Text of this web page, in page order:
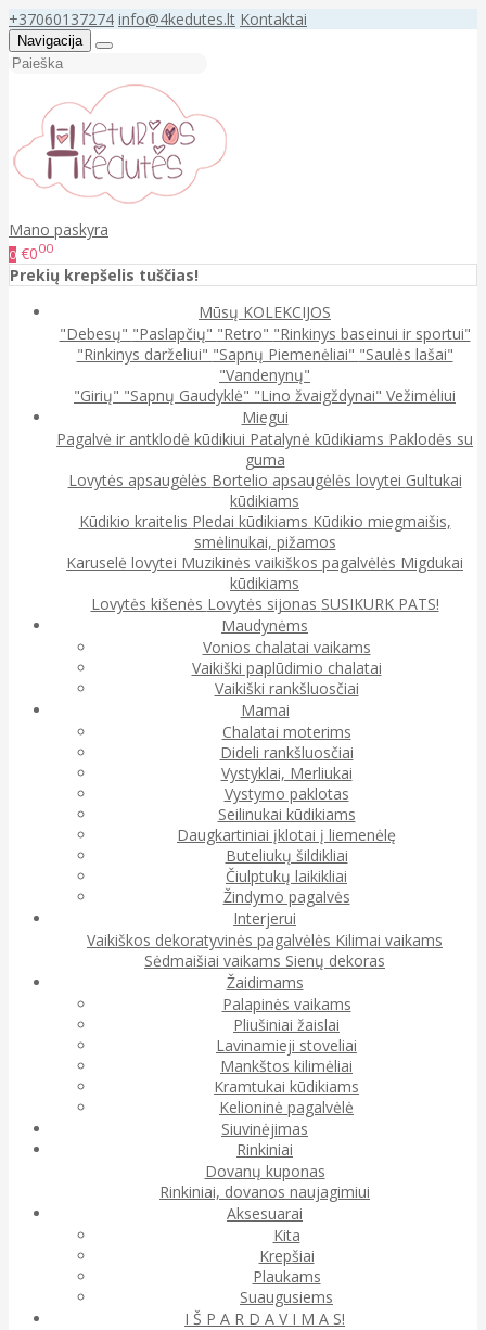
+37060137274 info@4kedutes.lt Kontaktai
Navigacija
Mano paskyra
0 €000
Prekių krepšelis tuščias!
Mūsų KOLEKCIJOS
"Debesų" "Paslapčių" "Retro" "Rinkinys baseinui ir sportui"
"Rinkinys darželiui" "Sapnų Piemenėliai" "Saulės lašai"
"Vandenynų"
"Girių" "Sapnų Gaudyklė" "Lino žvaigždynai" Vežimėliui
Miegui
Pagalvė ir antklodė kūdikiui Patalynė kūdikiams Paklodės su
guma
Lovytės apsaugėlės Bortelio apsaugėlės lovytei Gultukai
kūdikiams
Kūdikio kraitelis Pledai kūdikiams Kūdikio miegmaišis,
smėlinukai, pižamos
Karuselė lovytei Muzikinės vaikiškos pagalvėlės Migdukai
kūdikiams
Lovytės kišenės Lovytės sijonas SUSIKURK PATS!
Maudynėms
Vonios chalatai vaikams
Vaikiški paplūdimio chalatai
Vaikiški rankšluosčiai
Mamai
Chalatai moterims
Dideli rankšluosčiai
Vystyklai, Merliukai
Vystymo paklotas
Seilinukai kūdikiams
Daugkartiniai įklotai į liemenėlę
Buteliukų šildikliai
Čiulptukų laikikliai
Žindymo pagalvės
Interjerui
Vaikiškos dekoratyvinės pagalvėlės Kilimai vaikams
Sėdmaišiai vaikams Sienų dekoras
Žaidimams
Palapinės vaikams
Pliušiniai žaislai
Lavinamieji stoveliai
Mankštos kilimėliai
Kramtukai kūdikiams
Kelioninė pagalvėlė
Siuvinėjimas
Rinkiniai
Dovanų kuponas
Rinkiniai, dovanos naujagimiui
Aksesuarai
Kita
Krepšiai
Plaukams
Suaugusiems
I Š P A R D A V I M A S!